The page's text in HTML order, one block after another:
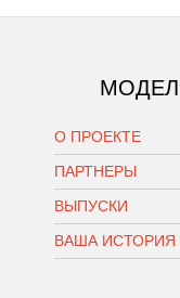
О ПРОЕКТЕ
ПАРТНЕРЫ
ВЫПУСКИ
ВАША ИСТОРИЯ